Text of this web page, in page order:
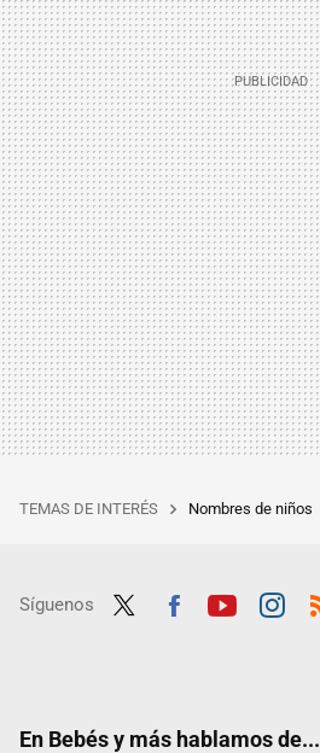
TEMAS DE INTERÉS Nombres de niños
Síguenos
En Bebés y más hablamos de...